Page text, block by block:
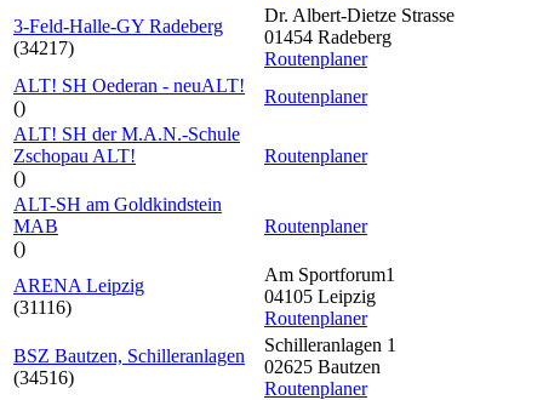
3-Feld-Halle-GY Radeberg
(34217)
Dr. Albert-Dietze Strasse
01454 Radeberg
Routenplaner
ALT! SH Oederan - neuALT!
()
Routenplaner
ALT! SH der M.A.N.-Schule
Zschopau ALT!
()
Routenplaner
ALT-SH am Goldkindstein
MAB
()
Routenplaner
ARENA Leipzig
(31116)
Am Sportforum1
04105 Leipzig
Routenplaner
BSZ Bautzen, Schilleranlagen
(34516)
Schilleranlagen 1
02625 Bautzen
Routenplaner